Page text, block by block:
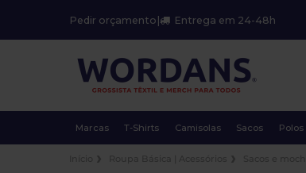
Pedir orçamento | Entrega em 24-48h
Marcas T-Shirts Camisolas Sacos Polos